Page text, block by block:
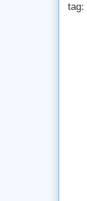
tag: